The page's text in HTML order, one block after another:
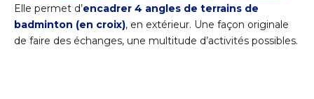
Elle permet d’encadrer 4 angles de terrains de
badminton (en croix), en extérieur. Une façon originale
de faire des échanges, une multitude d’activités possibles.